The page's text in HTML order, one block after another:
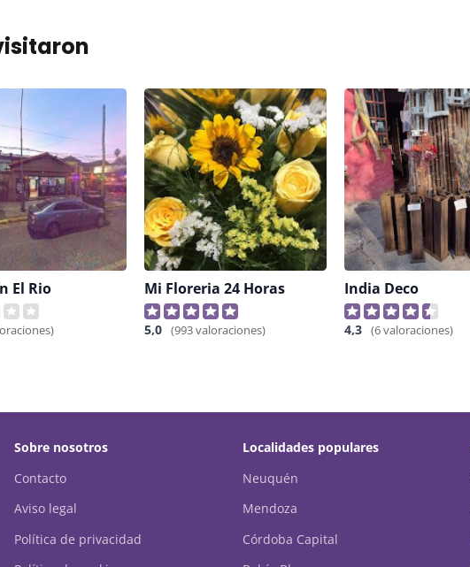
El Rio Mi Floreria 24 Horas
5,0 (993 valoraciones)
India Deco
4,3 (6 valoraciones)
Sobre nosotros
Contacto
Aviso legal
Política de privacidad
Localidades populares
Neuquén
Mendoza
Córdoba Capital